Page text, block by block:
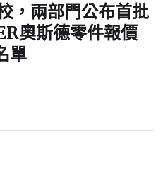
，兩部門公布首批
奧斯德零件報價
單